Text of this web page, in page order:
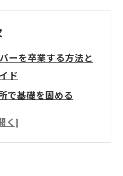
ーを卒業する方法と
ド
で基礎を固める
たカリキュラムの魅